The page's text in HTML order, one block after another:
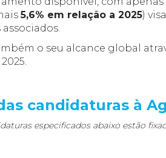
5,6% em relação a 2025)
o seu alcance global
candidaturas à
especificados abaixo estão